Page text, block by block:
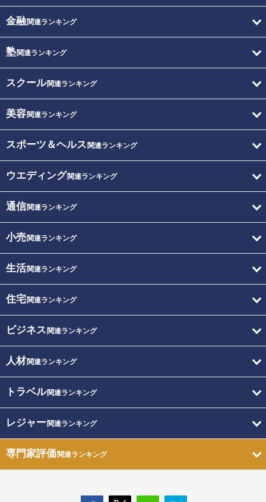
金融関連ランキング
塾関連ランキング
スクール関連ランキング
美容関連ランキング
スポーツ＆ヘルス 関連ランキング
ウエディング関連ランキング
通信関連ランキング
小売関連ランキング
生活関連ランキング
住宅関連ランキング
ビジネス 関連ランキング
人材関連ランキング
トラベル関連ランキング
レジャー関連ランキング
専門家評価関連ランキング